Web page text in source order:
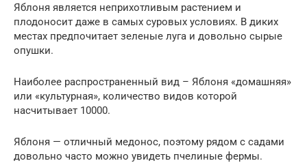
Яблоня является неприхотливым растением и
плодоносит даже в самых суровых условиях. В диких
местах предпочитает зеленые луга и довольно сырые
опушки.
Наиболее распространенный вид – Яблоня «домашняя»
или «культурная», количество видов которой
насчитывает 10000.
Яблоня — отличный медонос, поэтому рядом с садами
довольно часто можно увидеть пчелиные фермы.